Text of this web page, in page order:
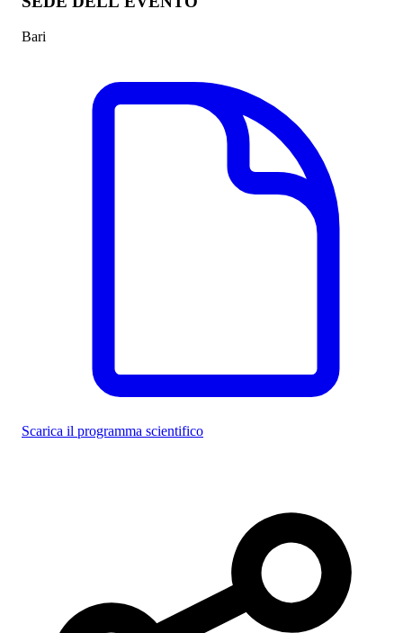
Bari
Scarica il programma scientifico